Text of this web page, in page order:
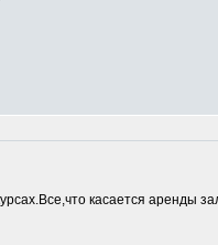
касается аренды